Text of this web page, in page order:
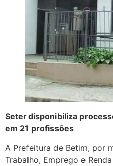
Seter disponibiliza
em 21 profissões
A Prefeitura de Betim, por
Trabalho, Emprego e